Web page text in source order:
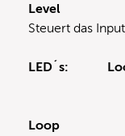
Steuert das
LED´s: